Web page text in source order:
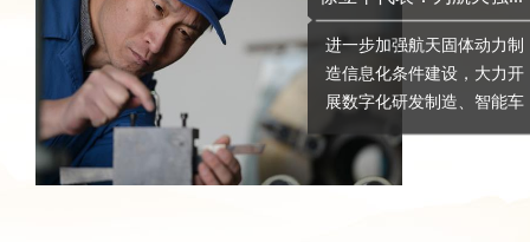
进一步加强航天固体动力制
造信息化条件建设，大力开
展数字化研发制造、智能车
间与智能化生产线建...